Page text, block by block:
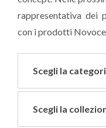
rappresentativa dei
con i prodotti
Scegli la
Scegli la